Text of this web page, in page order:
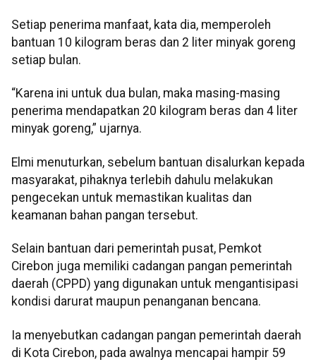
Setiap penerima manfaat, kata dia, memperoleh
bantuan 10 kilogram beras dan 2 liter minyak goreng
setiap bulan.
“Karena ini untuk dua bulan, maka masing-masing
penerima mendapatkan 20 kilogram beras dan 4 liter
minyak goreng,” ujarnya.
Elmi menuturkan, sebelum bantuan disalurkan kepada
masyarakat, pihaknya terlebih dahulu melakukan
pengecekan untuk memastikan kualitas dan
keamanan bahan pangan tersebut.
Selain bantuan dari pemerintah pusat, Pemkot
Cirebon juga memiliki cadangan pangan pemerintah
daerah (CPPD) yang digunakan untuk mengantisipasi
kondisi darurat maupun penanganan bencana.
Ia menyebutkan cadangan pangan pemerintah daerah
di Kota Cirebon, pada awalnya mencapai hampir 59